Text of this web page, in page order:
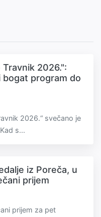
2026.":
bogat program do
2026.“ svečano je
s...
iz Poreča, u
prijem
prijem za pet